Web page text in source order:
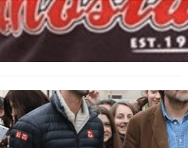
eskaliert“: Mutter eines
Jungen entsetzt nach Angriff
Jugendliche
Gold mit dem Lied ‚Freue dich
Volk‘